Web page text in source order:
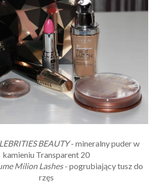
BEAUTY- mineralny puder w
kamieniu Transparent 20
Milion Lashes- pogrubiający tusz do
rzęs